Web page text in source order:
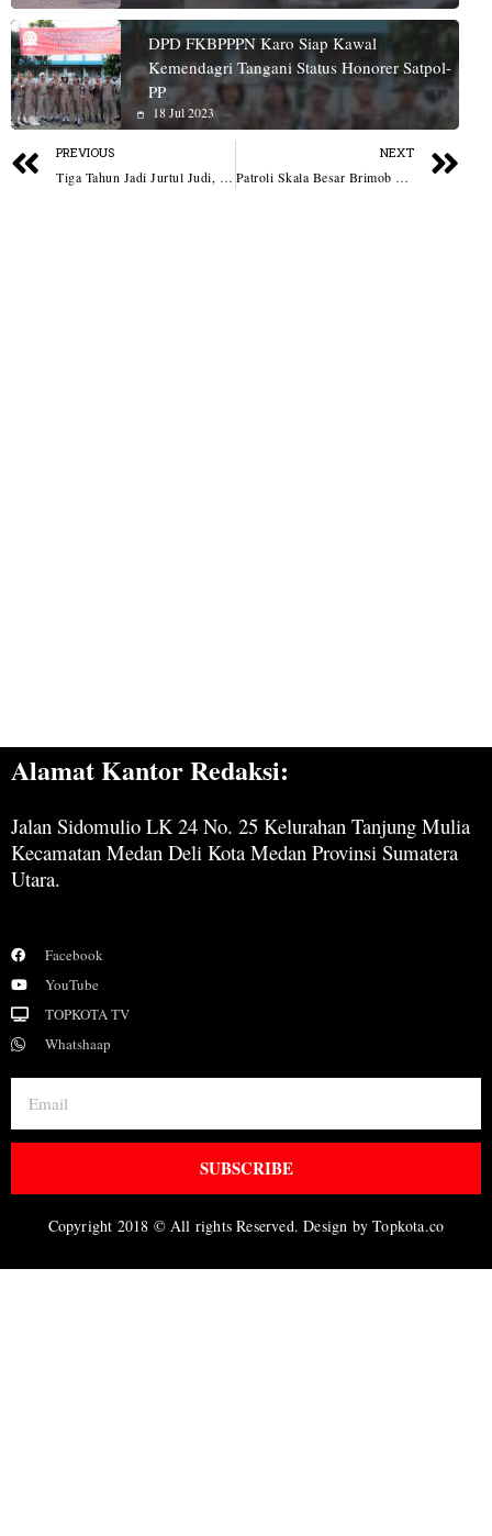
DPD FKBPPPN Karo Siap Kawal
Kemendagri Tangani Status Honorer Satpol-
PP
18 Jul 2023
PREVIOUS
Tiga Tahun Jadi Jurtul Judi, Pria Inisial IR Diciduk Sat Reskrim Polres Sergai
NEXT
Patroli Skala Besar Brimob Polda Sumut Sisir Belawan, Sajam Hingga Miras Diamankan
Alamat Kantor Redaksi:
Jalan Sidomulio LK 24 No. 25 Kelurahan Tanjung Mulia
Kecamatan Medan Deli Kota Medan Provinsi Sumatera
Utara.
Facebook
YouTube
TOPKOTA TV
Whatshaap
SUBSCRIBE
Copyright 2018 © All rights Reserved. Design by Topkota.co